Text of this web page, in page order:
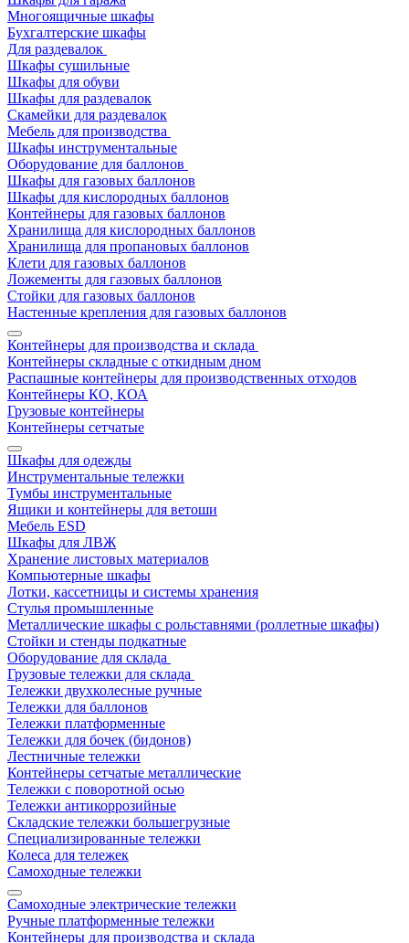
Многоящичные шкафы
Бухгалтерские шкафы
Для раздевалок
Шкафы сушильные
Шкафы для обуви
Шкафы для раздевалок
Скамейки для раздевалок
Мебель для производства
Шкафы инструментальные
Оборудование для баллонов
Шкафы для газовых баллонов
Шкафы для кислородных баллонов
Контейнеры для газовых баллонов
Хранилища для кислородных баллонов
Хранилища для пропановых баллонов
Клети для газовых баллонов
Ложементы для газовых баллонов
Стойки для газовых баллонов
Настенные крепления для газовых баллонов
Контейнеры для производства и склада
Контейнеры складные с откидным дном
Распашные контейнеры для производственных отходов
Контейнеры КО, КОА
Грузовые контейнеры
Контейнеры сетчатые
Шкафы для одежды
Инструментальные тележки
Тумбы инструментальные
Ящики и контейнеры для ветоши
Мебель ESD
Шкафы для ЛВЖ
Хранение листовых материалов
Компьютерные шкафы
Лотки, кассетницы и системы хранения
Стулья промышленные
Металлические шкафы с рольставнями (роллетные шкафы)
Стойки и стенды подкатные
Оборудование для склада
Грузовые тележки для склада
Тележки двухколесные ручные
Тележки для баллонов
Тележки платформенные
Тележки для бочек (бидонов)
Лестничные тележки
Контейнеры сетчатые металлические
Тележки с поворотной осью
Тележки антикоррозийные
Складские тележки большегрузные
Специализированные тележки
Колеса для тележек
Самоходные тележки
Самоходные электрические тележки
Ручные платформенные тележки
Контейнеры для производства и склада